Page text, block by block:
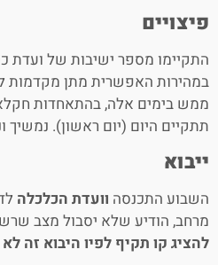
פיצויים
התקיימו מספר ישיבות של ועדת
במהירות האפשרית מתן מקדמות
ממש בימים אלה, בהתאחדות
תתקיים היום (יום ראשון).
ייבוא
השבוע התכנסה וועדת הכלכלה
מרחב, הודיע שלא יסבול מצב
להציג קו תקיף לפיו היבוא זה